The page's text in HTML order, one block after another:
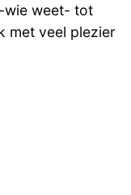
wie weet- tot
met veel plezier